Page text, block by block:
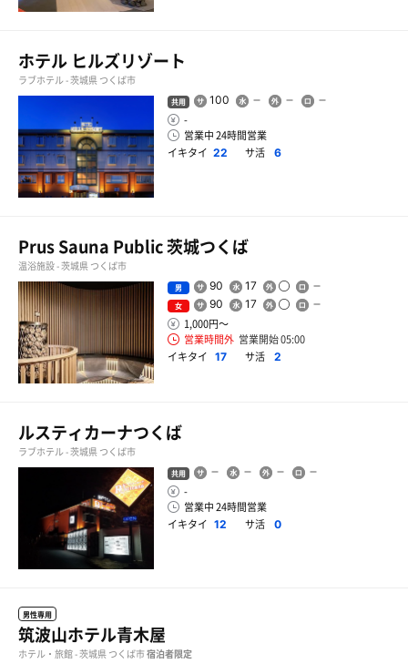
ホテル ヒルズリゾート
ラブホテル - 茨城県 つくば市
共用 100
-
営業中 24時間営業
イキタイ 22 サ活 6
Prus Sauna Public 茨城つくば
温浴施設 - 茨城県 つくば市
男 90 17
女 90 17
1,000円〜
営業時間外 営業開始 05:00
イキタイ 17 サ活 2
ルスティカーナつくば
ラブホテル - 茨城県 つくば市
共用
-
営業中 24時間営業
イキタイ 12 サ活 0
男性専用
筑波山ホテル青木屋
ホテル・旅館 - 茨城県 つくば市宿泊者限定